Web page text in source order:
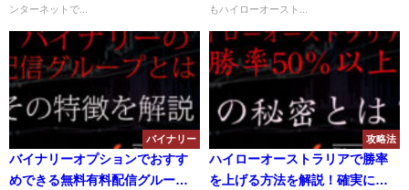
ンターネットで...
もハイローオースト...
バイナリー
バイナリーオプションでおすす
めできる無料有料配信グループ
攻略法
ハイローオーストラリアで勝率
を上げる方法を解説！確実に勝